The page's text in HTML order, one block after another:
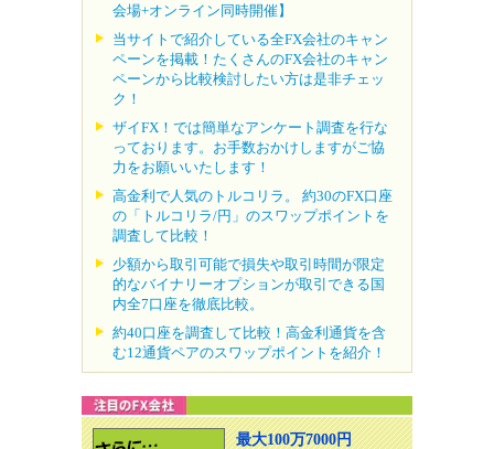
会場+オンライン同時開催】
当サイトで紹介している全FX会社のキャン
ペーンを掲載！たくさんのFX会社のキャン
ペーンから比較検討したい方は是非チェッ
ク！
ザイFX！では簡単なアンケート調査を行な
っております。お手数おかけしますがご協
力をお願いいたします！
高金利で人気のトルコリラ。 約30のFX口座
の「トルコリラ/円」のスワップポイントを
調査して比較！
少額から取引可能で損失や取引時間が限定
的なバイナリーオプションが取引できる国
内全7口座を徹底比較。
約40口座を調査して比較！高金利通貨を含
む12通貨ペアのスワップポイントを紹介！
最大100万7000円